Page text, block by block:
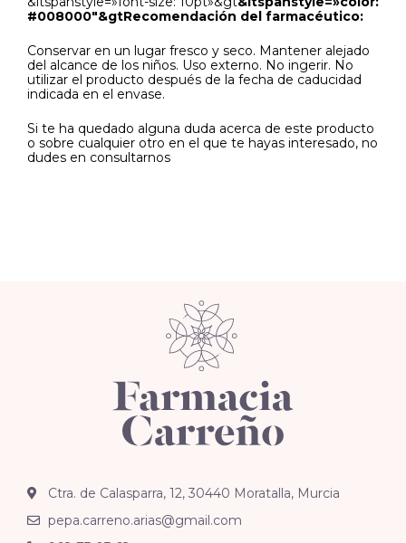
#008000″&gtRecomendación del farmacéutico:
Conservar en un lugar fresco y seco. Mantener alejado
del alcance de los niños. Uso externo. No ingerir. No
utilizar el producto después de la fecha de caducidad
indicada en el envase.
Si te ha quedado alguna duda acerca de este producto
o sobre cualquier otro en el que te hayas interesado, no
dudes en consultarnos
Ctra. de Calasparra, 12, 30440 Moratalla, Murcia
pepa.carreno.arias@gmail.com